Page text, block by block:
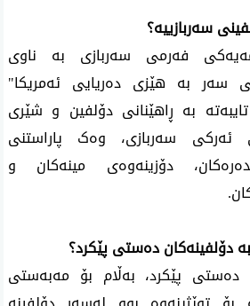
سەربازییە؟
فه‌رمی سه‌ربازی به‌ ناوی
سەر بە هێزی دەریایی ئەمریکا"
بە ڕاهێنانی دۆلفین و شێری
ئەرکی سەربازی، وەک پاراستنی
دۆزینەوەی مینەکان و
دۆلفینەکان دەستی پێکرد؟
بەرنامەکە ساڵی 1960 دەستی پێکرد، بەڵام بۆ مەبەستی